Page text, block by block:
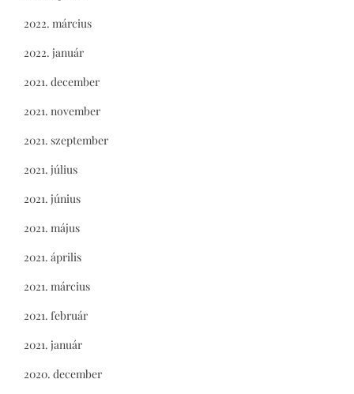
2022. március
2022. január
2021. december
2021. november
2021. szeptember
2021. július
2021. június
2021. május
2021. április
2021. március
2021. február
2021. január
2020. december